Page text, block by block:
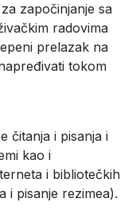
započinjanje sa
radovima
prelazak na
tokom
čitanja i pisanja i
kao i
i bibliotečkih
i pisanje rezimea).